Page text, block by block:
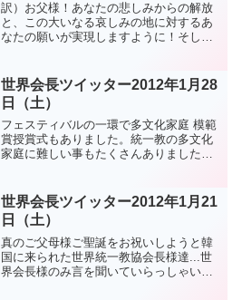
訳）お父様！あなたの悲しみからの解放
と、この大いなる哀しみの地に対するあ
なたの願いが実現しますように！そして
resolution of your grie...
世界会長ツイッター2012年1月28
日（土）
フェスティバルの一環で多文化家庭 模範
賞授賞式もありました。統一教の多文化
家庭に難しい事もたくさんありましたが
を見て感謝の涙が出ざるおえなかったで
す。多文化家庭の皆...
世界会長ツイッター2012年1月21
日（土）
真のご父母様ご聖誕をお祝いしようと韓
国に来られた世界統一教協会長様達...世
界会長様のみ言を聞いていらっしゃいま